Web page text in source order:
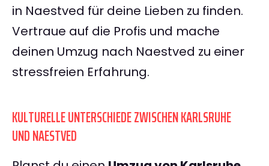
in Naestved für deine Lieben zu finden.
Vertraue auf die Profis und mache
deinen Umzug nach Naestved zu einer
stressfreien Erfahrung.
KULTURELLE UNTERSCHIEDE ZWISCHEN KARLSRUHE
UND NAESTVED